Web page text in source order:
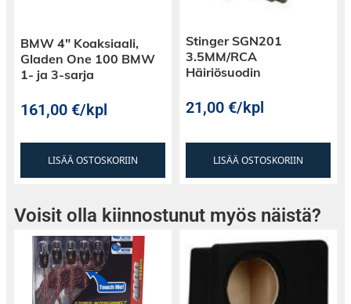
BMW 4″ Koaksiaali,
Gladen One 100 BMW
1- ja 3-sarja
161,00€/kpl
LISÄÄ OSTOSKORIIN
Stinger SGN201
3.5MM/RCA
Häiriösuodin
21,00€/kpl
LISÄÄ OSTOSKORIIN
Voisit olla kiinnostunut myös näistä?